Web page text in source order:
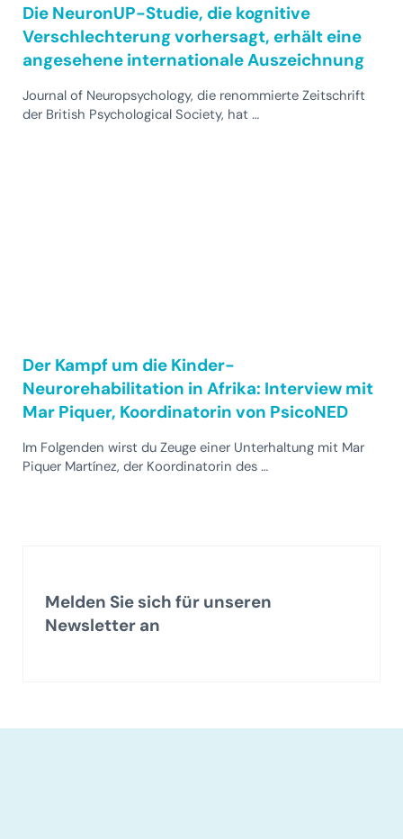
Die NeuronUP-Studie, die kognitive
Verschlechterung vorhersagt, erhält eine
angesehene internationale Auszeichnung
Journal of Neuropsychology, die renommierte Zeitschrift
der British Psychological Society, hat …
Der Kampf um die Kinder-
Neurorehabilitation in Afrika: Interview mit
Mar Piquer, Koordinatorin von PsicoNED
Im Folgenden wirst du Zeuge einer Unterhaltung mit Mar
Piquer Martínez, der Koordinatorin des …
Melden Sie sich für unseren
Newsletter an